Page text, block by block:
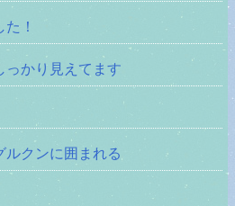
！
っかり見えてます
ルクンに囲まれる